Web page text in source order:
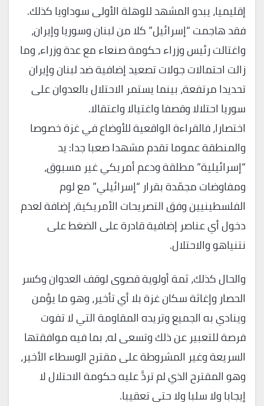
إقليميا، يبدو المشهد للوهلة الأولى سوداويا كذلك.
فقد هاجمت “إسرائيل” كلا من لبنان وسوريا وإيران،
واغتالت رئيس وزراء حكومة صنعاء مع عدة وزراء، وما
زالت احتمالات جولات تصعيد إضافية ضد لبنان وإيران
تحديدا مرتفعة، بينما يستمر الاحتلال بالعدوان على
سوريا احتلالا وقصفا واغتيالا واعتقالا.
اختصارا، فالقراءة الواقعية للأوضاع في غزة خصوصا
والمنطقة عموما تقدم مشهدا صعبا جدا: يد
“إسرائيلية” مطلقة ودعم أمريكي غير مسبوق،
ومفاوضات مجمّدة بقرار “إسرائيلي” مع لوم
الفلسطينيين وفق التصريحات الأمريكية، إضافة لعدم
دخول أي عناصر إضافية قادرة على الضغط على
نتنياهو والاحتلال.
والحال كذلك، ثمة أولوية قصوى لوقف العدوان وكسر
الحصار وإغاثة سكان غزة بلا أي تأخير، وهو ما يؤمن
وينادي به الجميع وتريده المقاومة التي لا تفوت
فرصة للتعبير عن ذلك وتسعى له، بما فيه موافقتها
السريعة وغير المشروطة على مقترح الوسطاء الأخير،
وهو المقترح الذي لم تردَّ عليه حكومة الاحتلال لا
إيجابا ولا سلبا ولا حتى تعقيبا.